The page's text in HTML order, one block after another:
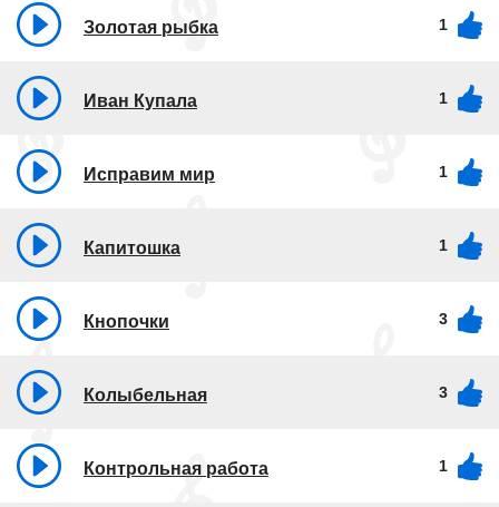
Золотая рыбка 1
Иван Купала 1
Исправим мир 1
Капитошка 1
Кнопочки 3
Колыбельная 3
Контрольная работа 1